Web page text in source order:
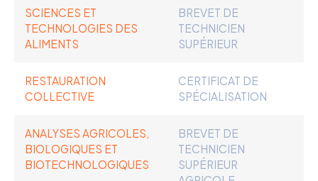
SCIENCES ET
TECHNOLOGIES DES
ALIMENTS
BREVET DE
TECHNICIEN
SUPÉRIEUR
RESTAURATION
COLLECTIVE
CERTIFICAT DE
SPÉCIALISATION
ANALYSES AGRICOLES,
BIOLOGIQUES ET
BIOTECHNOLOGIQUES
BREVET DE
TECHNICIEN
SUPÉRIEUR